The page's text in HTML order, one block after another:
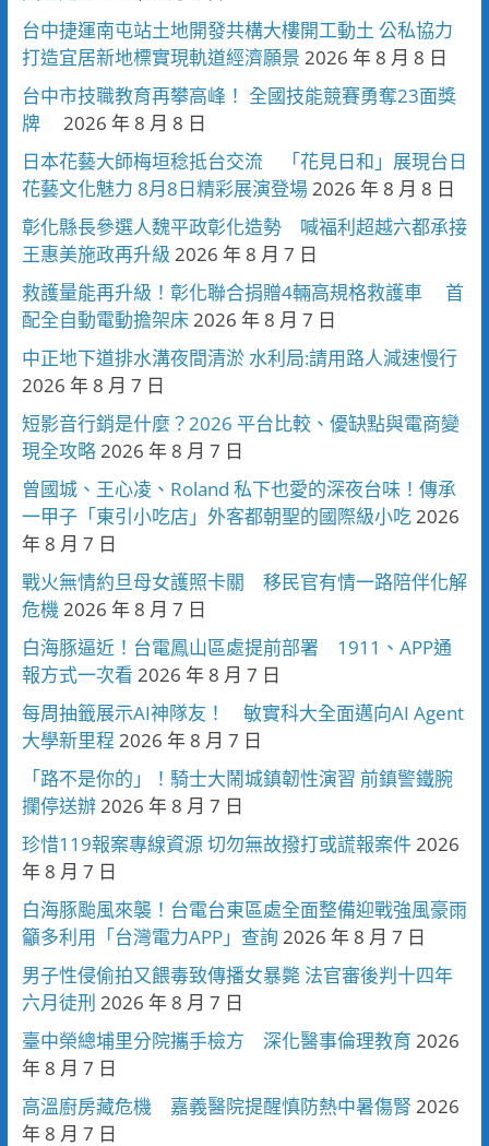
台中捷運南屯站土地開發共構大樓開工動土 公私協力
打造宜居新地標實現軌道經濟願景 2026 年 8 月 8 日
台中市技職教育再攀高峰！ 全國技能競賽勇奪23面獎
牌
2026 年 8 月 8 日
日本花藝大師梅垣稔抵台交流 「花見日和」展現台日
花藝文化魅力 8月8日精彩展演登場2026 年 8 月 8 日
彰化縣長參選人魏平政彰化造勢 喊福利超越六都承接
王惠美施政再升級 2026 年 8 月 7 日
救護量能再升級！彰化聯合捐贈4輛高規格救護車 首
配全自動電動擔架床2026 年 8 月 7 日
中正地下道排水溝夜間清淤 水利局:請用路人減速慢行
2026 年 8 月 7 日
短影音行銷是什麼？2026 平台比較、優缺點與電商變
現全攻略2026 年 8 月 7 日
曾國城、王心凌、Roland 私下也愛的深夜台味！傳承
一甲子「東引小吃店」外客都朝聖的國際級小吃2026
年 8 月 7 日
戰火無情約旦母女護照卡關 移民官有情一路陪伴化解
危機2026 年 8 月 7 日
白海豚逼近！台電鳳山區處提前部署 1911、APP通
報方式一次看 2026 年 8 月 7 日
每周抽籤展示AI神隊友！ 敏實科大全面邁向AI Agent
大學新里程 2026 年 8 月 7 日
「路不是你的」！騎士大鬧城鎮韌性演習 前鎮警鐵腕
攔停送辦2026 年 8 月 7 日
珍惜119報案專線資源 切勿無故撥打或謊報案件2026
年 8 月 7 日
白海豚颱風來襲！台電台東區處全面整備迎戰強風豪雨
籲多利用「台灣電力APP」查詢 2026 年 8 月 7 日
男子性侵偷拍又餵毒致傳播女暴斃 法官審後判十四年
六月徒刑 2026 年 8 月 7 日
臺中榮總埔里分院攜手檢方 深化醫事倫理教育 2026
年 8 月 7 日
高溫廚房藏危機 嘉義醫院提醒慎防熱中暑傷腎 2026
年 8 月 7 日